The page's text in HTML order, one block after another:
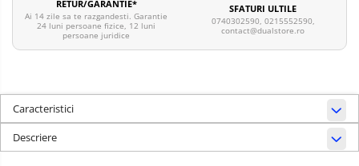
RETUR/GARANTIE*
Ai 14 zile sa te razgandesti. Garantie
24 luni persoane fizice, 12 luni
persoane juridice
SFATURI ULTILE
0740302590, 0215552590,
contact@dualstore.ro
Caracteristici
Descriere